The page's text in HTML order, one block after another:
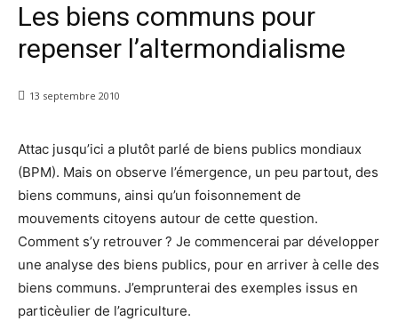
du
Les biens communs pour
repenser l’altermondialisme
13 septembre 2010
Attac jusqu’ici a plutôt parlé de biens publics mondiaux
(BPM). Mais on observe l’émergence, un peu partout, des
biens communs, ainsi qu’un foisonnement de
mouvements citoyens autour de cette question.
Comment s’y retrouver ? Je commencerai par développer
une analyse des biens publics, pour en arriver à celle des
biens communs. J’emprunterai des exemples issus en
particèulier de l’agriculture.